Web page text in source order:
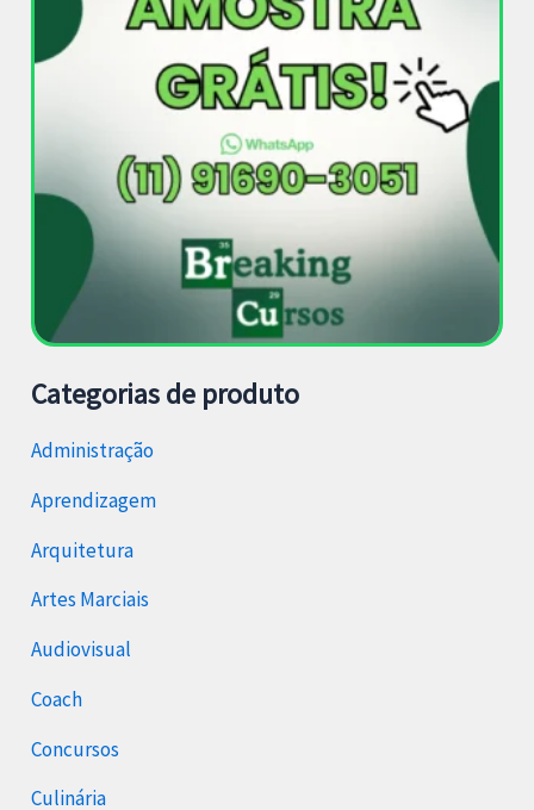
Categorias de produto
Administração
Aprendizagem
Arquitetura
Artes Marciais
Audiovisual
Coach
Concursos
Culinária